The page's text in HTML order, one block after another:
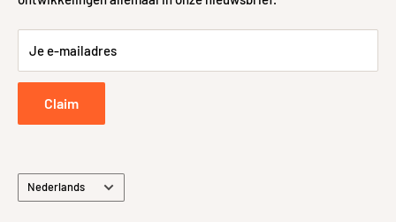
nts/000101/Attachment/
3.4271.jpg
Retour- en Terugbetalingsbeleid
Retourneren
Privacybeleid
Je e-mailadres
Claim
Taal
Nederlands